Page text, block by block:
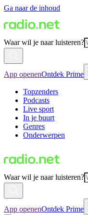
Ga naar de inhoud
Waar wil je naar luisteren?
App openenOntdek Prime
Topzenders
Podcasts
Live sport
In je buurt
Genres
Onderwerpen
Waar wil je naar luisteren?
App openenOntdek Prime